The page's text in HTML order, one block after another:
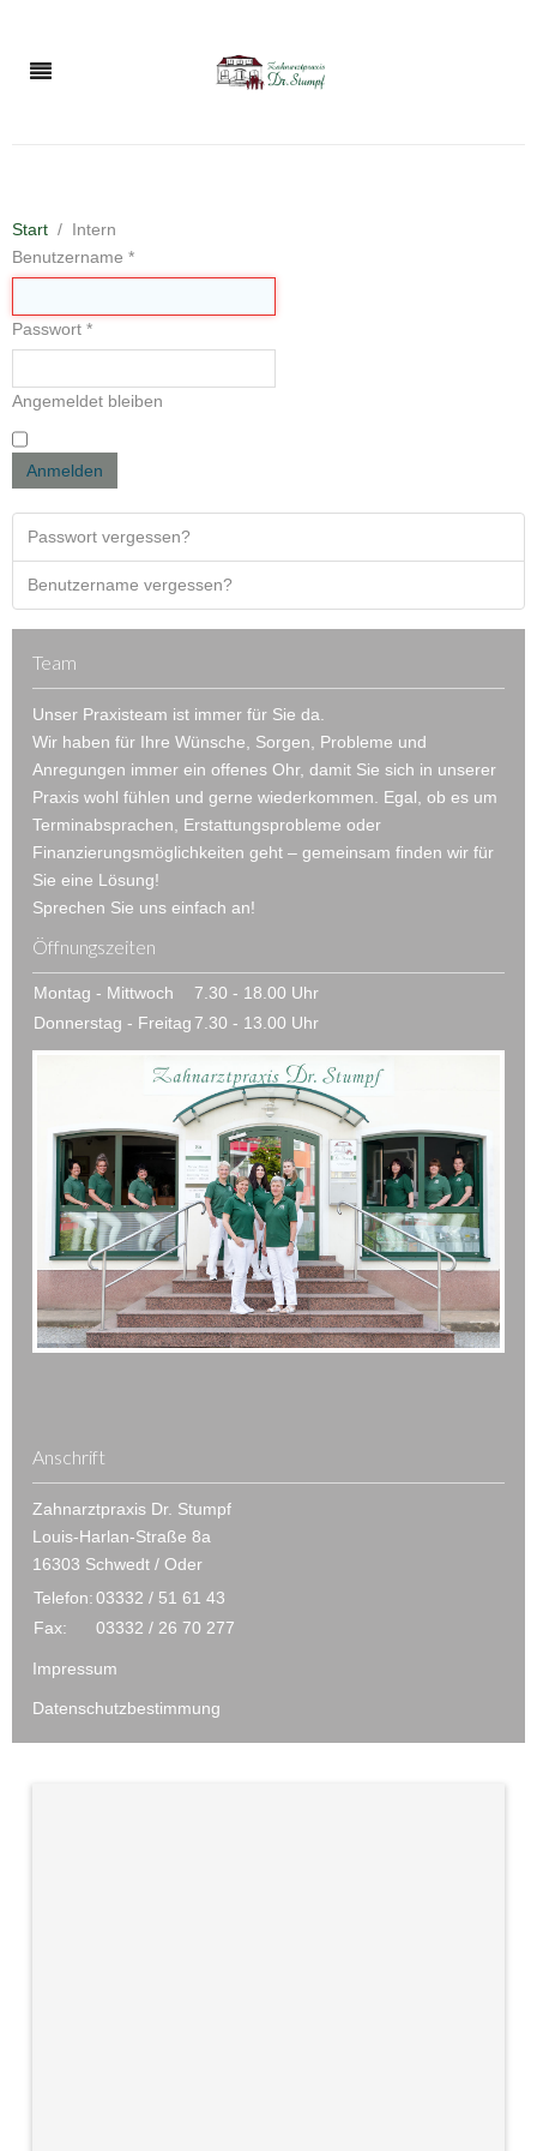
Start
Intern
Benutzername *
Passwort *
Angemeldet bleiben
Anmelden
Passwort vergessen?
Benutzername vergessen?
Team
Unser Praxisteam ist immer für Sie da.
Wir haben für Ihre Wünsche, Sorgen, Probleme und
Anregungen immer ein offenes Ohr, damit Sie sich in unserer
Praxis wohl fühlen und gerne wiederkommen. Egal, ob es um
Terminabsprachen, Erstattungsprobleme oder
Finanzierungsmöglichkeiten geht – gemeinsam finden wir für
Sie eine Lösung!
Sprechen Sie uns einfach an!
Öffnungszeiten
Montag - Mittwoch
7.30 - 18.00 Uhr
Donnerstag - Freitag 7.30 - 13.00 Uhr
Anschrift
Zahnarztpraxis Dr. Stumpf
Louis-Harlan-Straße 8a
16303 Schwedt / Oder
Telefon:03332 / 51 61 43
Fax:
03332 / 26 70 277
Impressum
Datenschutzbestimmung